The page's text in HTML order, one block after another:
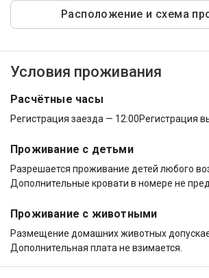
Расположение и схема
Условия проживания
Расчётные часы
Регистрация заезда — 12:00Регистрация
Проживание с детьми
Разрешается проживание детей любого
Дополнительные кровати в номере не
Проживание с животными
Размещение домашних животных
Дополнительная плата не взимается.